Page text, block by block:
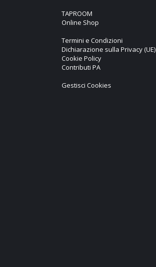
TAPROOM
Online Shop
Termini e Condizioni
Dichiarazione sulla Privacy (UE)
Cookie Policy
Contributi PA
Gestisci Cookies